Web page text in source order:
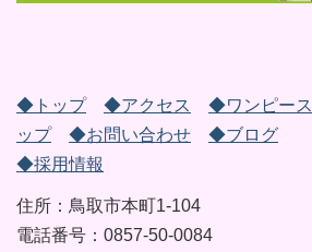
◆トップ ◆アクセス ◆ワンピース
ップ
◆お問い合わせ
◆ブログ
◆採用情報
住所：鳥取市本町1-104
電話番号：0857-50-0084